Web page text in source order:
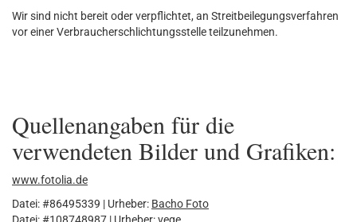
Wir sind nicht bereit oder verpflichtet, an Streitbeilegungsverfahren
vor einer Verbraucherschlichtungsstelle teilzunehmen.
Quellenangaben für die
verwendeten Bilder und Grafiken:
www.fotolia.de
Datei: #86495339 | Urheber: Bacho Foto